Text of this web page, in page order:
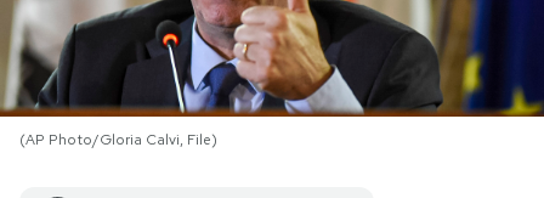
I MIEI PREFERITI
SHOP
(AP Photo/Gloria Calvi, File)